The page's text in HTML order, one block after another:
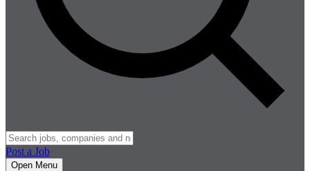
Post a Job
Open Menu